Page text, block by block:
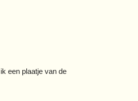
een plaatje van de